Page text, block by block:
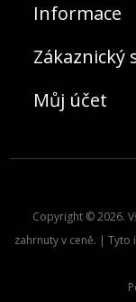
Informace
Zákaznický
Můj účet
Copyright © 2026.
zahrnuty v ceně. |